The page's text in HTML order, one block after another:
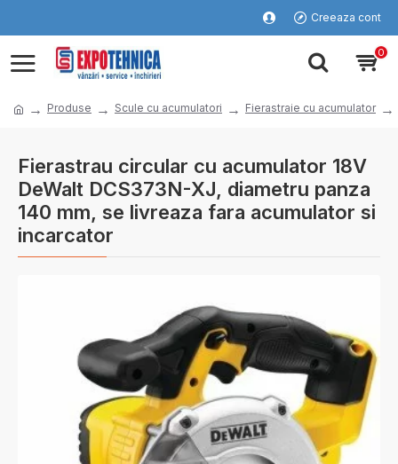
Creeaza cont
0
Produse Scule cu acumulatori Fierastraie cu acumulator
Fierastrau circular cu acumulator 18V
DeWalt DCS373N-XJ, diametru panza
140 mm, se livreaza fara acumulator si
incarcator